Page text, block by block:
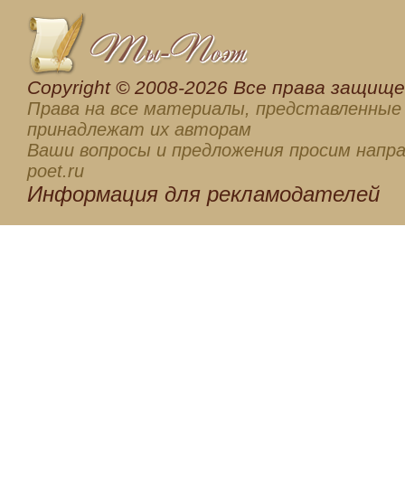
Сopyright © 2008-2026 Все права
Права на все материалы, представленные
принадлежат их авторам
Ваши вопросы и предложения просим
poet.ru
Информация для рекламодателей